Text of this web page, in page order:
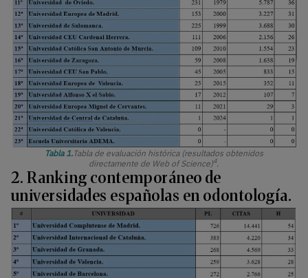
Tabla 1.Tabla de evaluación histórica (resultados obtenidos
directamente de Web of Science)4
2. Ranking contemporáneo de
universidades españolas en odontología.